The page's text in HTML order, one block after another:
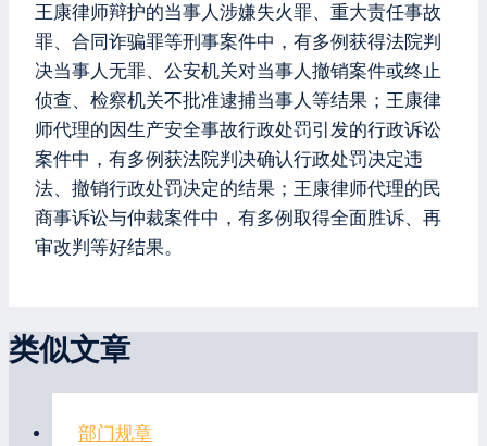
王康律师辩护的当事人涉嫌失火罪、重大责任事故
罪、合同诈骗罪等刑事案件中，有多例获得法院判
决当事人无罪、公安机关对当事人撤销案件或终止
侦查、检察机关不批准逮捕当事人等结果；王康律
师代理的因生产安全事故行政处罚引发的行政诉讼
案件中，有多例获法院判决确认行政处罚决定违
法、撤销行政处罚决定的结果；王康律师代理的民
商事诉讼与仲裁案件中，有多例取得全面胜诉、再
审改判等好结果。
类似文章
部门规章